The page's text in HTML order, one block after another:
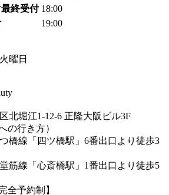
終受付 18:00
19:00
曜日
北堀江1-12-6 正隆大阪ビル3F
の行き方）
橋線「四ツ橋駅」6番出口より徒歩3
筋線「心斎橋駅」1番出口より徒歩5
全予約制】